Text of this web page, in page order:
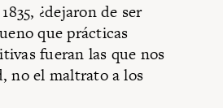
¿dejaron de ser
que prácticas
fueran las que nos
no el maltrato a los